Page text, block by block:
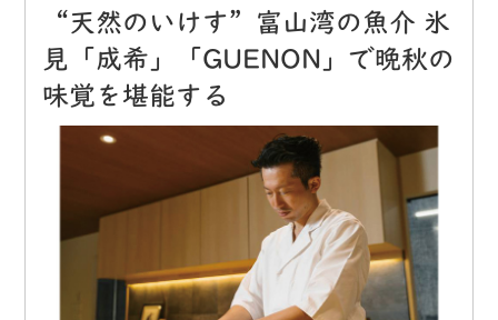
“天然のいけす”富山湾の魚介 氷
見「成希」「GUENON」で晩秋の
味覚を堪能する